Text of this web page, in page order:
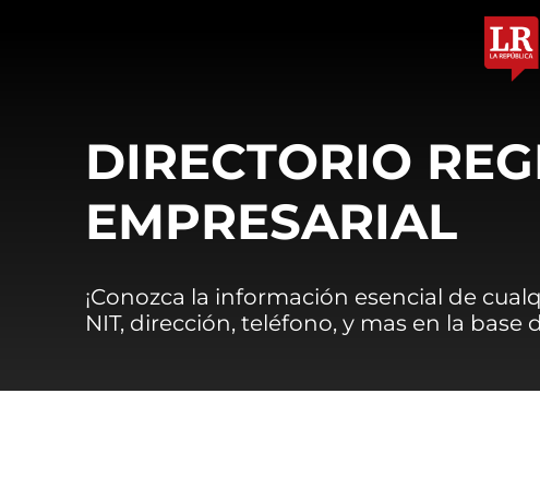
DIRECTORIO
EMPRESARIAL
¡Conozca la información esencial de
NIT, dirección, teléfono, y mas en la